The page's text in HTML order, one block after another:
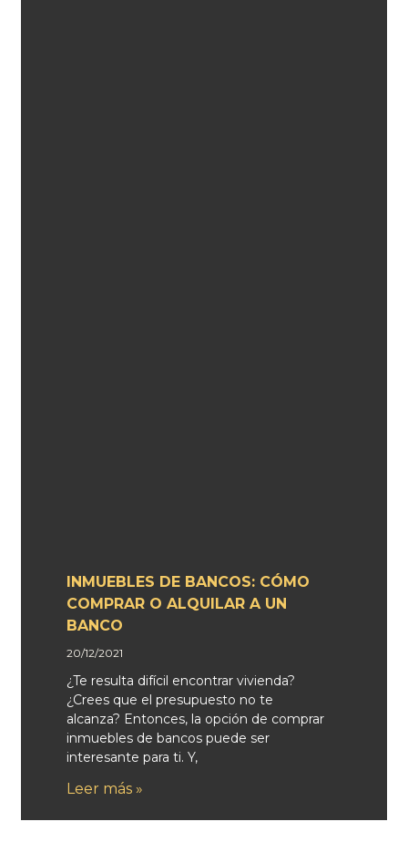
INMUEBLES DE BANCOS: CÓMO
COMPRAR O ALQUILAR A UN
BANCO
20/12/2021
¿Te resulta difícil encontrar vivienda?
¿Crees que el presupuesto no te
alcanza? Entonces, la opción de comprar
inmuebles de bancos puede ser
interesante para ti. Y,
Leer más »